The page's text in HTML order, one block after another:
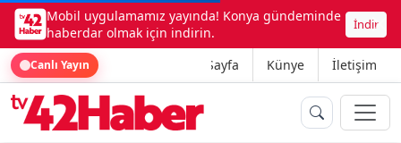
Mobil uygulamamız yayında! Konya gündeminde
haberdar olmak için indirin.
İndir
Canlı Yayın Ana Sayfa Künye İletişim